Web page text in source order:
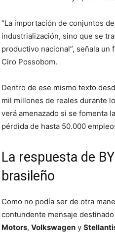
“La importación de conjuntos
industrialización, sino que se
productivo nacional”, señala
Ciro Possobom.
Dentro de ese mismo texto
mil millones de reales durante
verá amenazado si se fomenta
pérdida de hasta 50.000
La respuesta de
brasileño
Como no podía ser de otra
contundente mensaje
Motors, Volkswagen y